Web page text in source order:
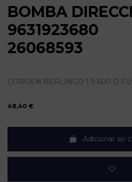
BOMBA
9631923680
26068593
CITROEN BERLINGO 1.9 600 D
48,40 €
Adicionar ao